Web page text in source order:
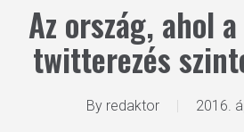
Az ország, ahol
twitterezés
By redaktor 2016.